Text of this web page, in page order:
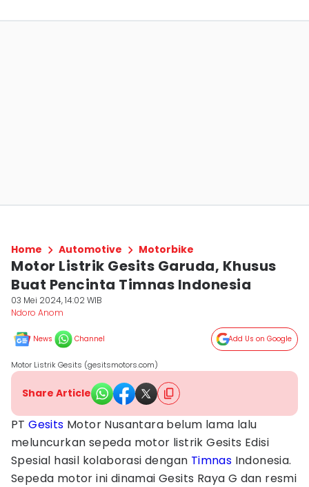
Home Automotive Motorbike
Motor Listrik Gesits Garuda, Khusus
Buat Pencinta Timnas Indonesia
03 Mei 2024, 14:02 WIB
Ndoro Anom
News Channel Add Us on Google
Motor Listrik Gesits (gesitsmotors.com)
Share Article
PTGesits Motor Nusantara belum lama lalu
meluncurkan sepeda motor listrik Gesits Edisi
Spesial hasil kolaborasi dengan Timnas Indonesia.
Sepeda motor ini dinamai Gesits Raya G dan resmi